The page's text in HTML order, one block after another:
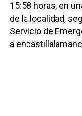
15:58 horas, en
de la localidad,
Servicio de
a